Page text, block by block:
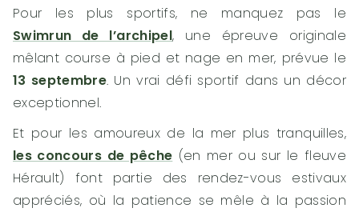
Pour les plus sportifs, ne manquez pas le
Swimrun de l’archipel, une épreuve originale
mêlant course à pied et nage en mer, prévue le
13 septembre. Un vrai défi sportif dans un décor
exceptionnel.
Et pour les amoureux de la mer plus tranquilles,
les concours de pêche (en mer ou sur le fleuve
Hérault) font partie des rendez-vous estivaux
appréciés, où la patience se mêle à la passion